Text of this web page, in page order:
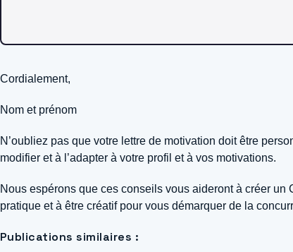
Cordialement,
Nom et prénom
N’oubliez pas que votre lettre de motivation doit être
modifier et à l’adapter à votre profil et à vos motivations.
Nous espérons que ces conseils vous aideront à créer un
pratique et à être créatif pour vous démarquer de la
Publications similaires :